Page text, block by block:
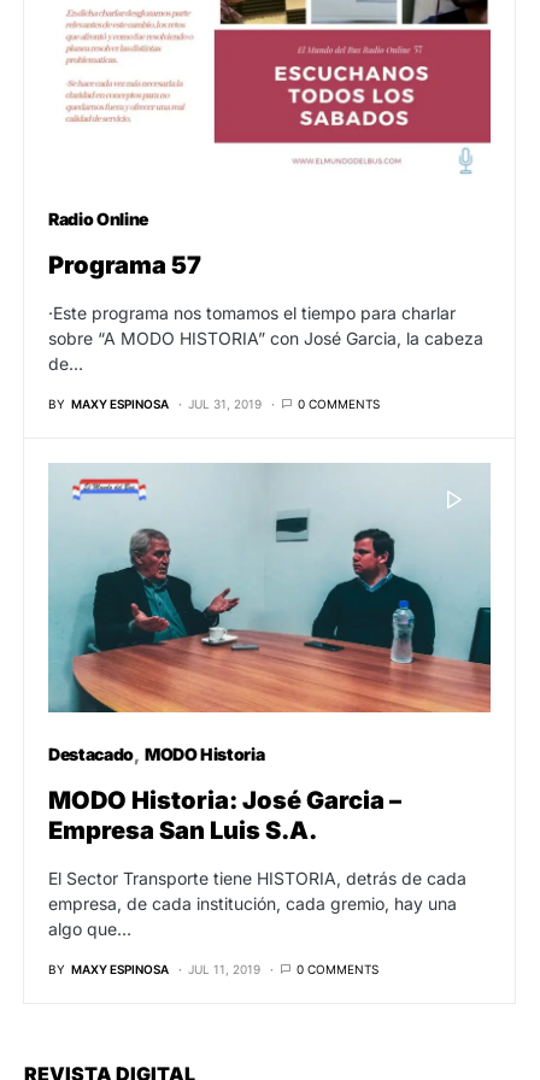
Radio Online
Programa 57
·Este programa nos tomamos el tiempo para charlar
sobre “A MODO HISTORIA” con José Garcia, la cabeza
de…
BY MAXY ESPINOSA JUL 31, 2019 0 COMMENTS
Destacado MODO Historia
MODO Historia: José Garcia –
Empresa San Luis S.A.
El Sector Transporte tiene HISTORIA, detrás de cada
empresa, de cada institución, cada gremio, hay una
algo que…
BY MAXY ESPINOSA JUL 11, 2019 0 COMMENTS
REVISTA DIGITAL